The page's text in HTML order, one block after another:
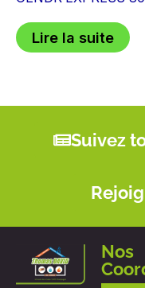
Lire la suite
Suivez
Nos